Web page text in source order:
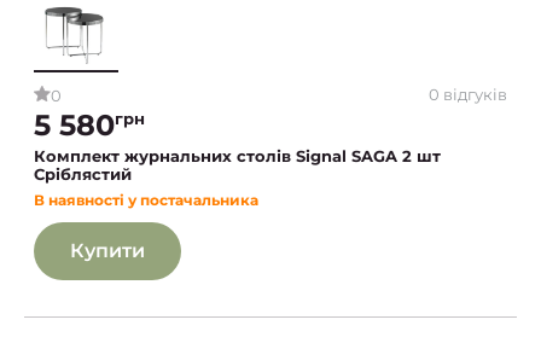
0 0 відгуків
5 580грн
Комплект журнальних столів Signal SAGA 2 шт
Сріблястий
В наявності у постачальника
Купити